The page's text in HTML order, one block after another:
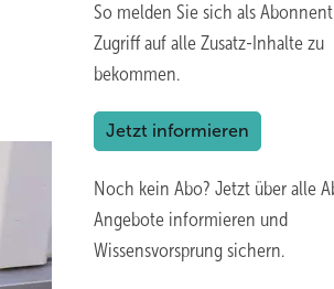
So melden Sie sich als
Zugriff auf alle Zusatz-Inhalte zu
bekommen.
Jetzt informieren
Noch kein Abo? Jetzt über alle
Angebote informieren und
Wissensvorsprung sichern.